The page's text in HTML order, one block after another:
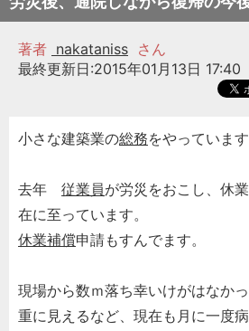
著者 nakataniss さん
最終更新日:2015年01月13日 17:40
小さな建築業の総務をやっています
去年 従業員が労災をおこし、休
在に至っています。
休業補償申請もすんでます。
現場から数ｍ落ち幸いけがはなか
重に見えるなど、現在も月に一度